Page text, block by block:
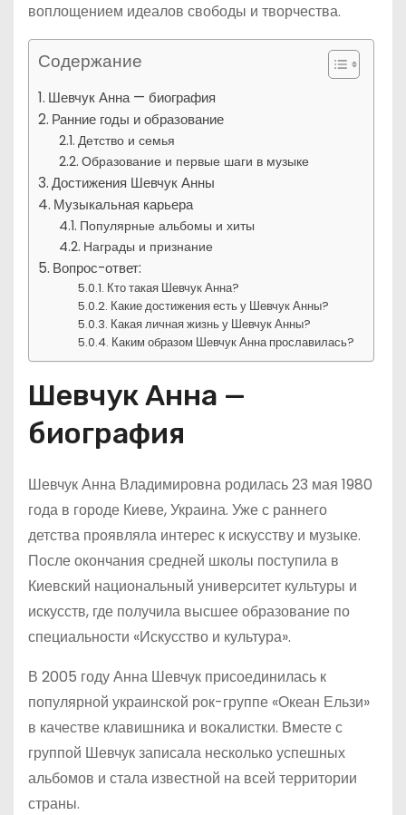
воплощением идеалов свободы и творчества.
Содержание
Шевчук Анна — биография
Ранние годы и образование
Детство и семья
Образование и первые шаги в музыке
Достижения Шевчук Анны
Музыкальная карьера
Популярные альбомы и хиты
Награды и признание
Вопрос-ответ:
Кто такая Шевчук Анна?
Какие достижения есть у Шевчук Анны?
Какая личная жизнь у Шевчук Анны?
Каким образом Шевчук Анна прославилась?
Шевчук Анна —
биография
Шевчук Анна Владимировна родилась 23 мая 1980
года в городе Киеве, Украина. Уже с раннего
детства проявляла интерес к искусству и музыке.
После окончания средней школы поступила в
Киевский национальный университет культуры и
искусств, где получила высшее образование по
специальности «Искусство и культура».
В 2005 году Анна Шевчук присоединилась к
популярной украинской рок-группе «Океан Ельзи»
в качестве клавишника и вокалистки. Вместе с
группой Шевчук записала несколько успешных
альбомов и стала известной на всей территории
страны.